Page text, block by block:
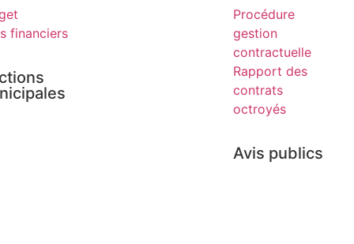
financiers
Procédure
gestion
contractuelle
Rapport des
contrats
octroyés
Avis publics